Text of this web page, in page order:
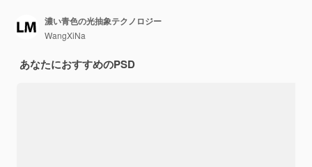
濃い青色の光抽象テクノロジー
WangXiNa
あなたにおすすめのPSD